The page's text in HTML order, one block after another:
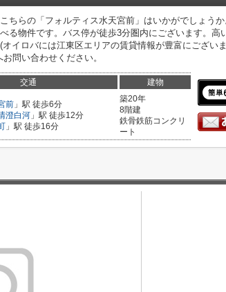
ちらの「フォルティス水天宮前」はいかがでしょう
る物件です。バス停が徒歩3分圏内にございます。高
イロバには江東区エリアの賃貸情報が豊富にござい
問い合わせください。
交通 建物
前 」駅 徒歩6分
澄白河 」駅 徒歩12分
」駅 徒歩16分
築20年
8階建
鉄骨鉄筋コンクリ
ート